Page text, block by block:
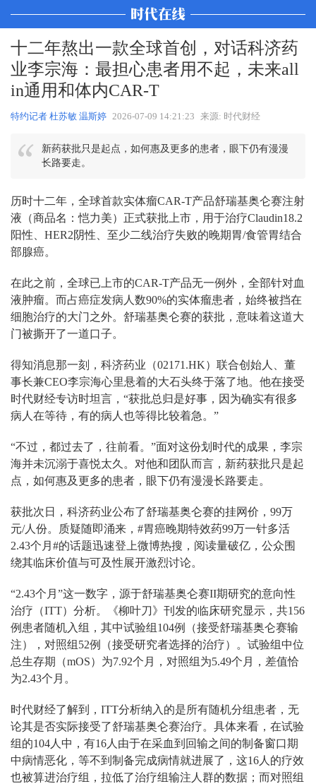
十二年熬出一款全球首创，对话科济药
业李宗海：最担心患者用不起，未来all
in通用和体内CAR-T
特约记者 杜苏敏 温斯婷 2026-07-09 14:21:23 来源: 时代财经
新药获批只是起点，如何惠及更多的患者，眼下仍有漫漫
长路要走。
历时十二年，全球首款实体瘤CAR-T产品舒瑞基奥仑赛注射
液（商品名：恺力美）正式获批上市，用于治疗Claudin18.2
阳性、HER2阴性、至少二线治疗失败的晚期胃/食管胃结合
部腺癌。
在此之前，全球已上市的CAR-T产品无一例外，全部针对血
液肿瘤。而占癌症发病人数90%的实体瘤患者，始终被挡在
细胞治疗的大门之外。舒瑞基奥仑赛的获批，意味着这道大
门被撕开了一道口子。
得知消息那一刻，科济药业（02171.HK）联合创始人、董
事长兼CEO李宗海心里悬着的大石头终于落了地。他在接受
时代财经专访时坦言，“获批总归是好事，因为确实有很多
病人在等待，有的病人也等得比较着急。”
“不过，都过去了，往前看。”面对这份划时代的成果，李宗
海并未沉溺于喜悦太久。对他和团队而言，新药获批只是起
点，如何惠及更多的患者，眼下仍有漫漫长路要走。
获批次日，科济药业公布了舒瑞基奥仑赛的挂网价，99万
元/人份。质疑随即涌来，#胃癌晚期特效药99万一针多活
2.43个月#的话题迅速登上微博热搜，阅读量破亿，公众围
绕其临床价值与可及性展开激烈讨论。
“2.43个月”这一数字，源于舒瑞基奥仑赛II期研究的意向性
治疗（ITT）分析。《柳叶刀》刊发的临床研究显示，共156
例患者随机入组，其中试验组104例（接受舒瑞基奥仑赛输
注），对照组52例（接受研究者选择的治疗）。试验组中位
总生存期（mOS）为7.92个月，对照组为5.49个月，差值恰
为2.43个月。
时代财经了解到，ITT分析纳入的是所有随机分组患者，无
论其是否实际接受了舒瑞基奥仑赛治疗。具体来看，在试验
组的104人中，有16人由于在采血到回输之间的制备窗口期
中病情恶化，等不到制备完成病情就进展了，这16人的疗效
也被算进治疗组，拉低了治疗组输注人群的数据；而对照组